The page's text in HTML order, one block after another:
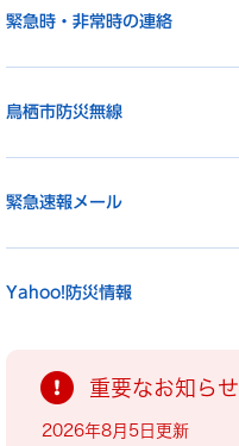
緊急時・非常時の連絡
鳥栖市防災無線
緊急速報メール
Yahoo!防災情報
重要なお知らせ
2026年8月5日更新